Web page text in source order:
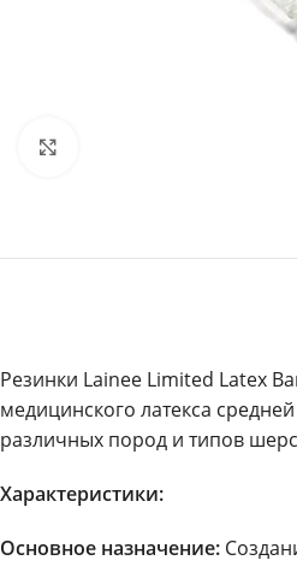
Резинки Lainee Limited Latex
медицинского латекса
различных пород и типов
Характеристики:
Основное назначение: